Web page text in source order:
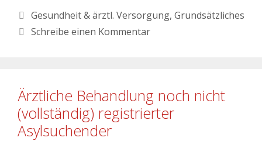
Gesundheit & ärztl. Versorgung, Grundsätzliches
Schreibe einen Kommentar
Ärztliche Behandlung noch nicht
(vollständig) registrierter
Asylsuchender